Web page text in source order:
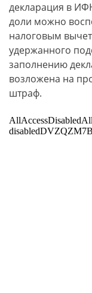
декларация в
доли можно
налоговым
удержанного
заполнению
возложена на
штраф.